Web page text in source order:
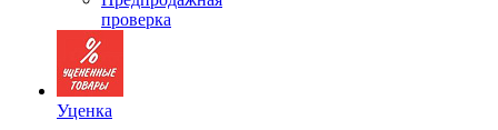
проверка
Уценка